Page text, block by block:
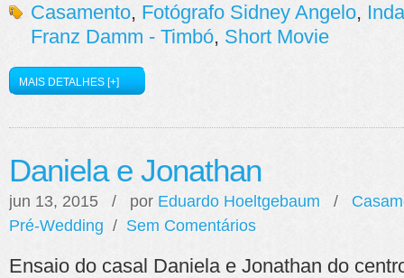
Casamento, Fotógrafo Sidney Angelo,
Franz Damm - Timbó, Short Movie
MAIS DETALHES [+]
Daniela e Jonathan
jun 13, 2015 / por Eduardo Hoeltgebaum /
Pré-Wedding / Sem Comentários
Ensaio do casal Daniela e Jonathan do